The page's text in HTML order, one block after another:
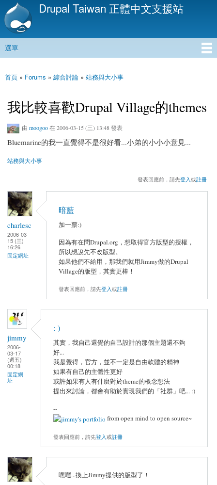
移
內
Drupal Taiwan 正體中文支援站
主選單
選單
您在這裡
首頁 » Forums » 綜合討論 » 站務與大小事
我比較喜歡Drupal Village的themes
由moogoo在 2006-03-15 (三) 13:48 發表
Bluemarine的我一直覺得不是很好看...小弟的小小小意見...
站務與大小事
發表回應前，請先登入或註冊
charlesc
2006-03-
15 (三)
16:26
固定網址
暗藍
加一票:)
因為有在問Drupal.org，想取得官方版型的授權，
所以想說先不改版型。
如果他們不給用，那我們就用Jimmy做的Drupal
Village的版型，其實更棒！
發表回應前，請先登入或註冊
jimmy
2006-
03-17
(週五)
00:18
固定網
址
: )
其實，我自己還覺的自己設計的那個主題還不夠
好...
我是覺得，官方，並不一定是自由軟體的精神
如果有自己的主體性更好
或許如果有人有什麼對於theme的概念想法
提出來討論，都會有助於實現我們的「社群」吧... :)
--
from open mind to open source~
發表回應前，請先登入或註冊
嘿嘿...換上Jimmy提供的版型了！